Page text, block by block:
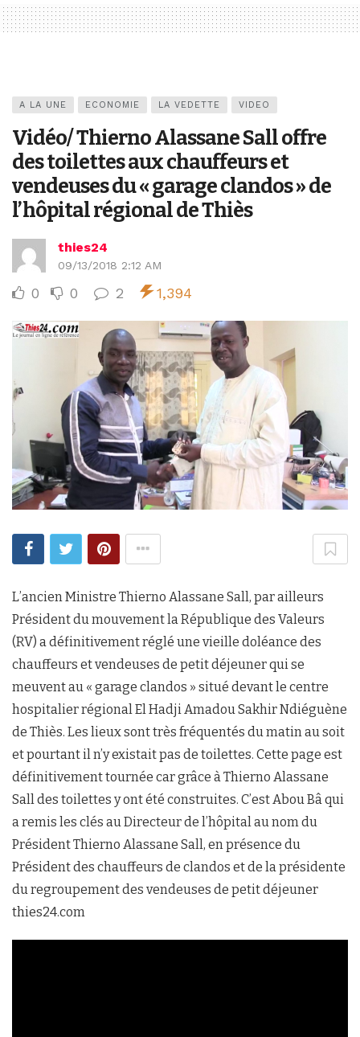
A LA UNE ECONOMIE LA VEDETTE VIDEO
Vidéo/ Thierno Alassane Sall offre
des toilettes aux chauffeurs et
vendeuses du « garage clandos » de
l’hôpital régional de Thiès
thies24
09/13/2018 2:12 AM
0 0 2 1,394
L’ancien Ministre Thierno Alassane Sall, par ailleurs
Président du mouvement la République des Valeurs
(RV) a définitivement réglé une vieille doléance des
chauffeurs et vendeuses de petit déjeuner qui se
meuvent au « garage clandos » situé devant le centre
hospitalier régional El Hadji Amadou Sakhir Ndiéguène
de Thiès. Les lieux sont très fréquentés du matin au soit
et pourtant il n’y existait pas de toilettes. Cette page est
définitivement tournée car grâce à Thierno Alassane
Sall des toilettes y ont été construites. C’est Abou Bâ qui
a remis les clés au Directeur de l’hôpital au nom du
Président Thierno Alassane Sall, en présence du
Président des chauffeurs de clandos et de la présidente
du regroupement des vendeuses de petit déjeuner
thies24.com